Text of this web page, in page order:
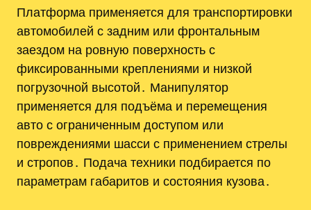
Платформа применяется для транспортировки
автомобилей с задним или фронтальным
заездом на ровную поверхность с
фиксированными креплениями и низкой
погрузочной высотой․ Манипулятор
применяется для подъёма и перемещения
авто с ограниченным доступом или
повреждениями шасси с применением стрелы
и стропов․ Подача техники подбирается по
параметрам габаритов и состояния кузова․